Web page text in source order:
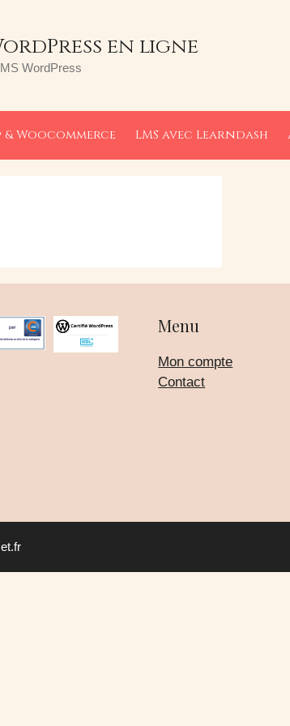
en ligne
WordPress
& Woocommerce LMS avec Learndash
Menu
Mon compte
Contact